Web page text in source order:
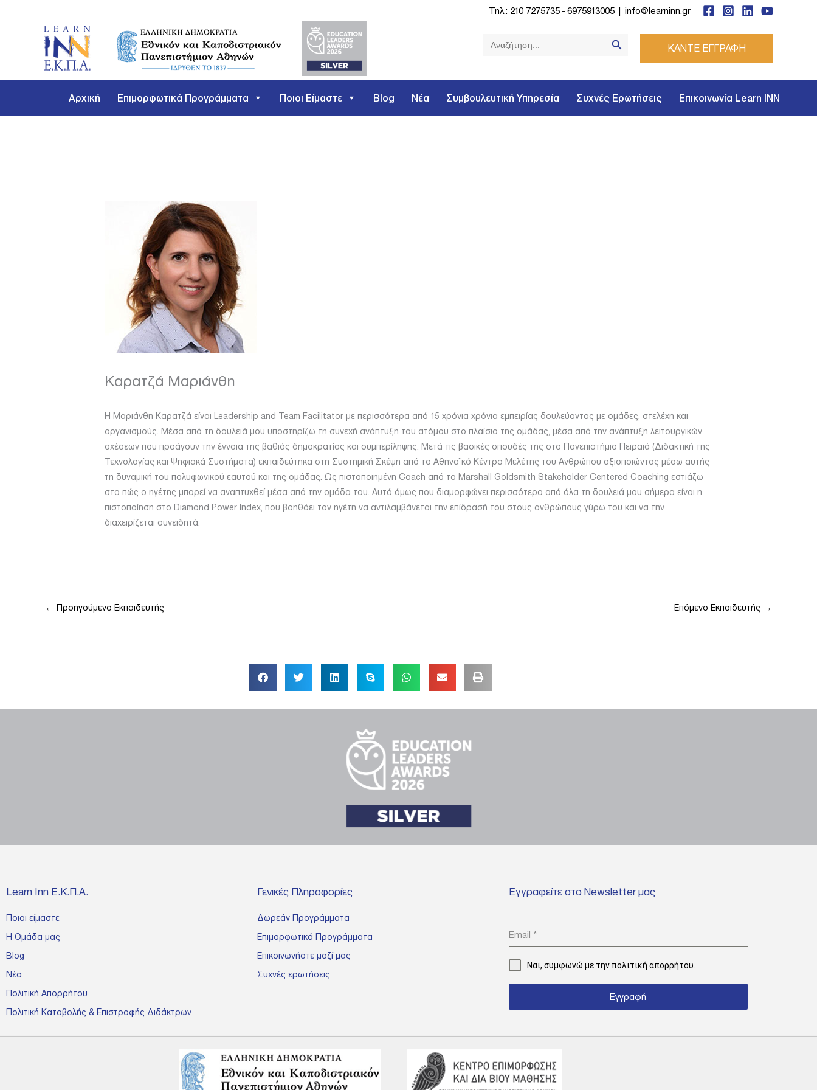
περιεχόμενο
Τηλ.: 210 7275735 - 6975913005 | info@learninn.gr
for:
ΚΑΝΤΕ ΕΓΓΡΑΦΗ
Αρχική Επιμορφωτικά Προγράμματα Ποιοι Είμαστε Blog Νέα Συμβουλευτική Υπηρεσία Συχνές Ερωτήσεις Επικοινωνία Learn INN
Καρατζά Μαριάνθη
Η Μαριάνθη Καρατζά είναι Leadership and Team Facilitator με περισσότερα από 15 χρόνια χρόνια εμπειρίας δουλεύοντας με ομάδες, στελέχη και
οργανισμούς. Μέσα από τη δουλειά μου υποστηρίζω τη συνεχή ανάπτυξη του ατόμου στο πλαίσιο της ομάδας, μέσα από την ανάπτυξη λειτουργικών
σχέσεων που προάγουν την έννοια της βαθιάς δημοκρατίας και συμπερίληψης. Μετά τις βασικές σπουδές της στο Πανεπιστήμιο Πειραιά (Διδακτική της
Τεχνολογίας και Ψηφιακά Συστήματα) εκπαιδεύτηκα στη Συστημική Σκέψη από το Αθηναϊκό Κέντρο Μελέτης του Ανθρώπου αξιοποιώντας μέσω αυτής
τη δυναμική του πολυφωνικού εαυτού και της ομάδας. Ως πιστοποιημένη Coach από το Marshall Goldsmith Stakeholder Centered Coaching εστιάζω
στο πώς ο ηγέτης μπορεί να αναπτυχθεί μέσα από την ομάδα του. Αυτό όμως που διαμορφώνει περισσότερο από όλα τη δουλειά μου σήμερα είναι η
πιστοποίηση στο Diamond Power Index, που βοηθάει τον ηγέτη να αντιλαμβάνεται την επίδρασή του στους ανθρώπους γύρω του και να την
διαχειρίζεται συνειδητά.
← Προηγούμενο Εκπαιδευτής Επόμενο Εκπαιδευτής →
Learn Inn Ε.Κ.Π.Α.
Ποιοι είμαστε
Η Ομάδα μας
Blog
Νέα
Πολιτική Απορρήτου
Πολιτική Καταβολής & Επιστροφής Διδάκτρων
Γενικές Πληροφορίες
Δωρεάν Προγράμματα
Επιμορφωτικά Προγράμματα
Επικοινωνήστε μαζί μας
Συχνές ερωτήσεις
Εγγραφείτε στο Newsletter μας
Email *
Ναι, συμφωνώ με την πολιτική απορρήτου.
Εγγραφή